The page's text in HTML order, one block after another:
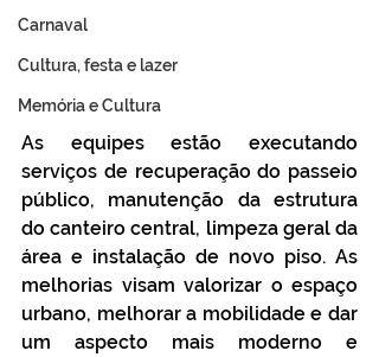
Carnaval
Cultura, festa e lazer
Memória e Cultura
As equipes estão executando
serviços de recuperação do passeio
público, manutenção da estrutura
do canteiro central, limpeza geral da
área e instalação de novo piso. As
melhorias visam valorizar o espaço
urbano, melhorar a mobilidade e dar
um aspecto mais moderno e